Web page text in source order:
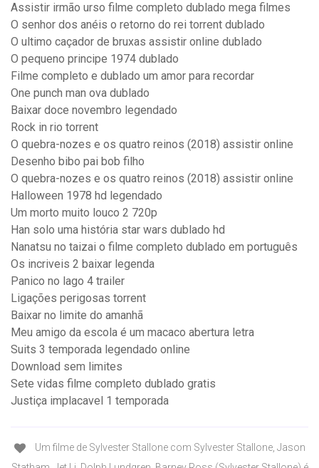
Assistir irmão urso filme completo dublado mega filmes
O senhor dos anéis o retorno do rei torrent dublado
O ultimo caçador de bruxas assistir online dublado
O pequeno principe 1974 dublado
Filme completo e dublado um amor para recordar
One punch man ova dublado
Baixar doce novembro legendado
Rock in rio torrent
O quebra-nozes e os quatro reinos (2018) assistir online
Desenho bibo pai bob filho
O quebra-nozes e os quatro reinos (2018) assistir online
Halloween 1978 hd legendado
Um morto muito louco 2 720p
Han solo uma história star wars dublado hd
Nanatsu no taizai o filme completo dublado em português
Os incriveis 2 baixar legenda
Panico no lago 4 trailer
Ligações perigosas torrent
Baixar no limite do amanhã
Meu amigo da escola é um macaco abertura letra
Suits 3 temporada legendado online
Download sem limites
Sete vidas filme completo dublado gratis
Justiça implacavel 1 temporada
Um filme de Sylvester Stallone com Sylvester Stallone, Jason